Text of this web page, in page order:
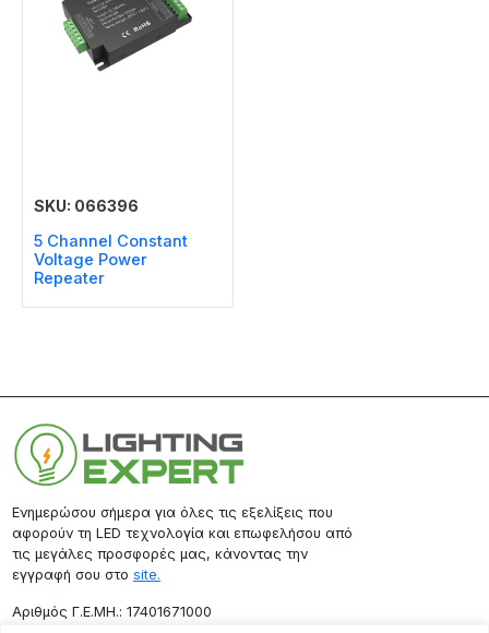
SKU: 066396
5 Channel Constant
Voltage Power
Repeater
Ενημερώσου σήμερα για όλες τις εξελίξεις που
αφορούν τη LED τεχνολογία και επωφελήσου από
τις μεγάλες προσφορές μας, κάνοντας την
εγγραφή σου στο site.
Aριθμός Γ.Ε.ΜΗ.: 17401671000